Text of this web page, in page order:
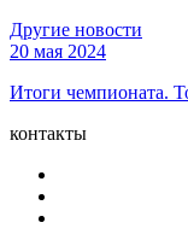
Другие новости
20 мая 2024
Итоги чемпионата.
контакты